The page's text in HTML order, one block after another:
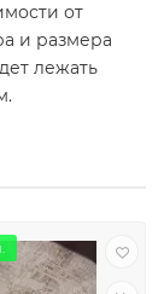
от
и размера
лежать